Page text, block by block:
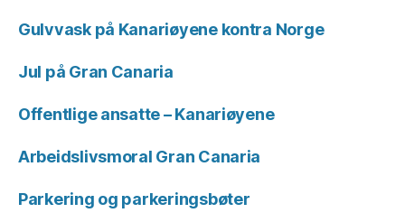
Gulvvask på Kanariøyene kontra Norge
Jul på Gran Canaria
Offentlige ansatte – Kanariøyene
Arbeidslivsmoral Gran Canaria
Parkering og parkeringsbøter